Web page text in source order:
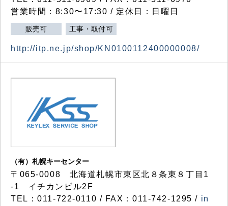
営業時間：8:30〜17:30 / 定休日：日曜日
販売可 工事・取付可
http://itp.ne.jp/shop/KN0100112400000008/
（有）札幌キーセンター
〒065-0008 北海道札幌市東区北８条東８丁目1
-1 イチカンビル2F
TEL：011-722-0110 / FAX：011-742-1295 / in